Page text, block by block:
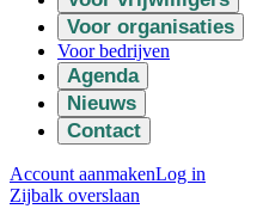
Voor organisaties
Voor bedrijven
Agenda
Nieuws
Contact
Account aanmakenLog in
Zijbalk overslaan